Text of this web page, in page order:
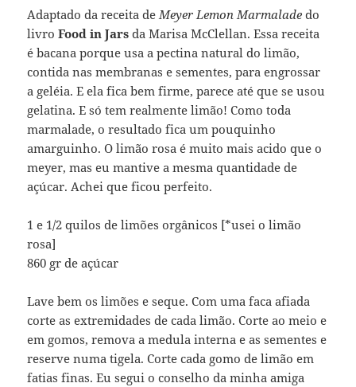
Adaptado da receita deMeyer Lemon Marmalade do
livroFood in Jars da Marisa McClellan. Essa receita
é bacana porque usa a pectina natural do limão,
contida nas membranas e sementes, para engrossar
a geléia. E ela fica bem firme, parece até que se usou
gelatina. E só tem realmente limão! Como toda
marmalade, o resultado fica um pouquinho
amarguinho. O limão rosa é muito mais acido que o
meyer, mas eu mantive a mesma quantidade de
açúcar. Achei que ficou perfeito.
1 e 1/2 quilos de limões orgânicos [*usei o limão
rosa]
860 gr de açúcar
Lave bem os limões e seque. Com uma faca afiada
corte as extremidades de cada limão. Corte ao meio e
em gomos, remova a medula interna e as sementes e
reserve numa tigela. Corte cada gomo de limão em
fatias finas. Eu segui o conselho da minha amiga